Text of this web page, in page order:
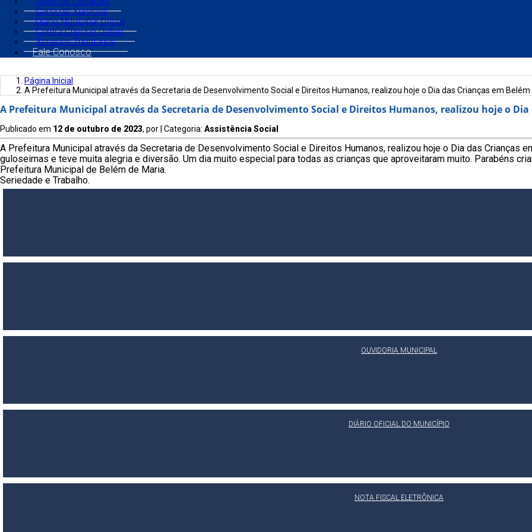
Carta de Serviços
Diário Municipal Oficial
Contra Cheque Online
Serviços Tributários
Fale Conosco
Página Inicial
A Prefeitura Municipal através da Secretaria de Desenvolvimento Social e Direitos Humanos, realizou hoje o Dia das Crianças em
A Prefeitura Municipal através da Secretaria de Desenvolvimento Social e Direitos Humanos, realizou hoje o
Publicado em 12 de outubro de 2023, por | Categoria: Assistência Social
A Prefeitura Municipal através da Secretaria de Desenvolvimento Social e Direitos Humanos, realizou hoje o Dia das Crianças
guloseimas e teve muita alegria e diversão. Um dia muito especial para todas as crianças que aproveitaram muito. Parabéns
Prefeitura Municipal de Belém de Maria.
Seriedade e Trabalho.
OUVIDORIA MUNICIPAL
DIÁRIO OFICIAL DO MUNICÍPIO
NOTA FISCAL ELETRÔNICA